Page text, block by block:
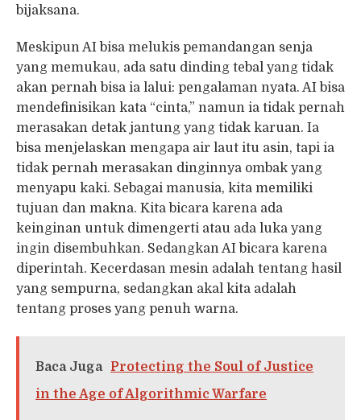
bijaksana.
Meskipun AI bisa melukis pemandangan senja
yang memukau, ada satu dinding tebal yang tidak
akan pernah bisa ia lalui: pengalaman nyata. AI bisa
mendefinisikan kata “cinta,” namun ia tidak pernah
merasakan detak jantung yang tidak karuan. Ia
bisa menjelaskan mengapa air laut itu asin, tapi ia
tidak pernah merasakan dinginnya ombak yang
menyapu kaki. Sebagai manusia, kita memiliki
tujuan dan makna. Kita bicara karena ada
keinginan untuk dimengerti atau ada luka yang
ingin disembuhkan. Sedangkan AI bicara karena
diperintah. Kecerdasan mesin adalah tentang hasil
yang sempurna, sedangkan akal kita adalah
tentang proses yang penuh warna.
Baca Juga
Protecting the Soul of Justice
in the Age of Algorithmic Warfare